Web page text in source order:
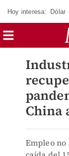
Hoy interesa: Dólar
China
Empleo